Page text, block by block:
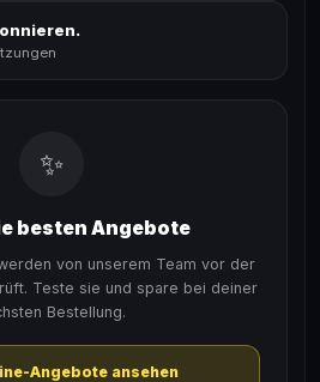
✨
besten Angebote
von unserem Team vor der
Teste sie und spare bei deiner
Bestellung.
Angebote ansehen